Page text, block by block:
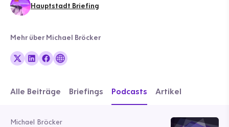
Hauptstadt Briefing
Mehr über Michael Bröcker
Alle Beiträge Briefings Podcasts Artikel
Michael Bröcker